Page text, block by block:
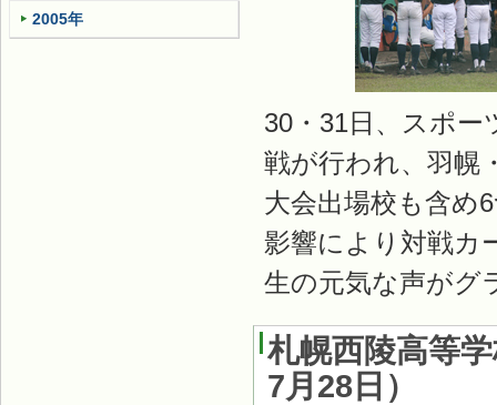
30・31日、スポ
戦が行われ、羽幌
大会出場校も含め
影響により対戦カ
生の元気な声がグ
札幌西陵高等
7月28日 ）
2005年